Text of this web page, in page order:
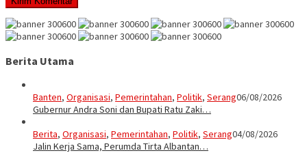
Berita Utama
Banten, Organisasi, Pemerintahan, Politik, Serang06/08/2026
Gubernur Andra Soni dan Bupati Ratu Zaki…
Berita, Organisasi, Pemerintahan, Politik, Serang04/08/2026
Jalin Kerja Sama, Perumda Tirta Albantan…